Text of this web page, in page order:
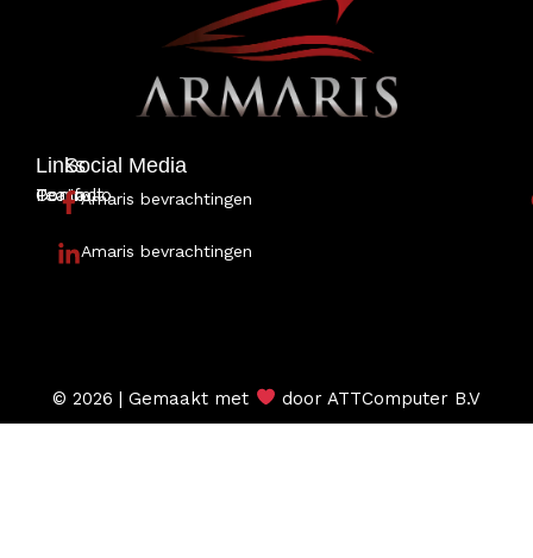
Links
Portfolio
Team
Contact
Social Media
Amaris bevrachtingen
Amaris bevrachtingen
© 2026 | Gemaakt met door ATTComputer B.V